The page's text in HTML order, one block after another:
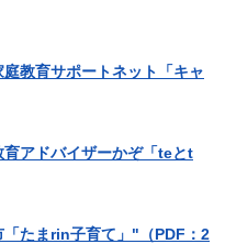
教育サポートネット「キャ
アドバイザーかぞ「teとt
たまrin子育て」"（PDF：2